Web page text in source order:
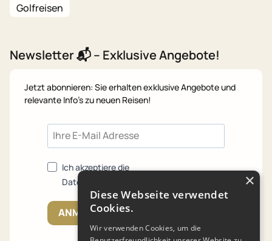
Golfreisen
Newsletter 📬 – Exklusive Angebote!
Jetzt abonnieren: Sie erhalten exklusive Angebote und
relevante Info's zu neuen Reisen!
Ich akzeptiere die
Datenschutzrichtlinien.
ANMELDEN
×
Diese Webseite verwendet
Cookies.
Wir verwenden Cookies, um die